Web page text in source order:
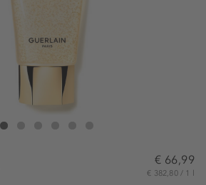
Guerlain Abeile Royale Cleansing Foam
€ 66,99
€ 382,80 / 1 l